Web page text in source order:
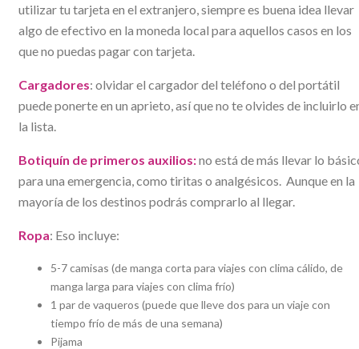
utilizar tu tarjeta en el extranjero, siempre es buena idea llevar
algo de efectivo en la moneda local para aquellos casos en los
que no puedas pagar con tarjeta.
Cargadores: olvidar el cargador del teléfono o del portátil
puede ponerte en un aprieto, así que no te olvides de incluirlo
la lista.
Botiquín de primeros auxilios:no está de más llevar lo
para una emergencia, como tiritas o analgésicos. Aunque en la
mayoría de los destinos podrás comprarlo al llegar.
Ropa: Eso incluye:
5-7 camisas (de manga corta para viajes con clima cálido, de
manga larga para viajes con clima frío)
1 par de vaqueros (puede que lleve dos para un viaje con
tiempo frío de más de una semana)
Pijama